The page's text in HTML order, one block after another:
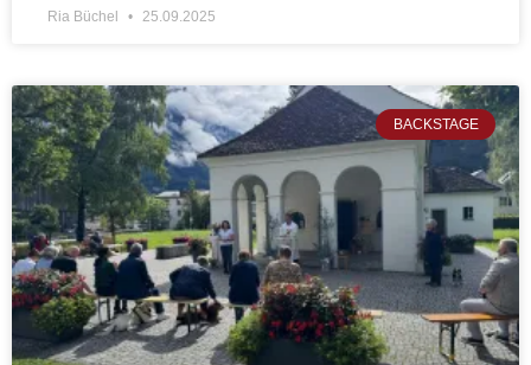
Ria Büchel 25.09.2025
BACKSTAGE